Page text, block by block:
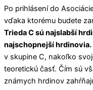
Po prihlásení do
vďaka ktorému budete
Trieda C sú najslabší
najschopnejší hrdinovia.
v skupine C, nakoľko
teoretickú časť. Čím sú
známych hrdinov